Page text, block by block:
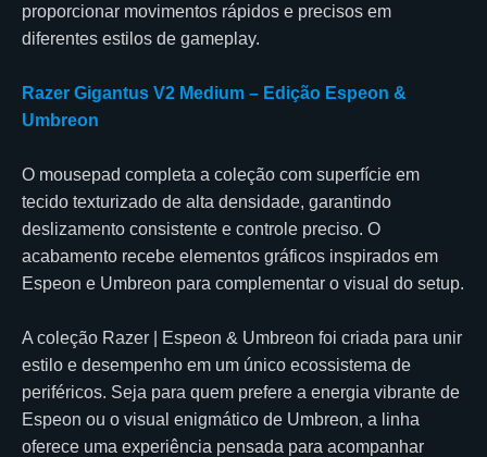
proporcionar movimentos rápidos e precisos em
diferentes estilos de gameplay.
Razer Gigantus V2 Medium – Edição Espeon &
Umbreon
O mousepad completa a coleção com superfície em
tecido texturizado de alta densidade, garantindo
deslizamento consistente e controle preciso. O
acabamento recebe elementos gráficos inspirados em
Espeon e Umbreon para complementar o visual do setup.
A coleção Razer | Espeon & Umbreon foi criada para unir
estilo e desempenho em um único ecossistema de
periféricos. Seja para quem prefere a energia vibrante de
Espeon ou o visual enigmático de Umbreon, a linha
oferece uma experiência pensada para acompanhar